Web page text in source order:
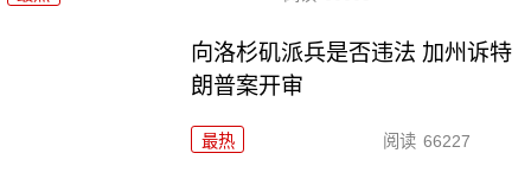
向洛杉矶派兵是否违法 加州诉特
朗普案开审
最热 阅读 66227